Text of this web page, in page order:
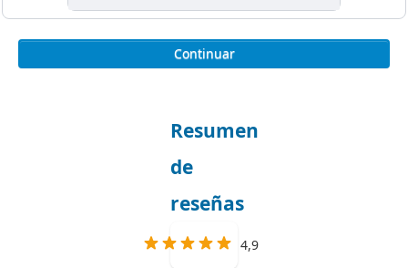
Continuar
Resumen
de
reseñas
4,9